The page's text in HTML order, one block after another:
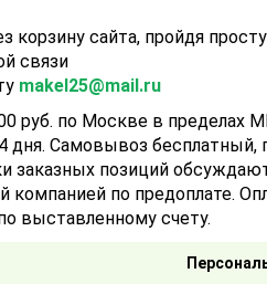
корзину сайта, пройдя
связи
makel25@mail.ru
руб. по Москве в
дня. Самовывоз
заказных позиций
компанией по предоплате.
выставленному счету.